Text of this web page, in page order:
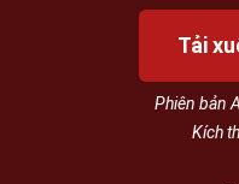
Tải
Phiên bản
Kích